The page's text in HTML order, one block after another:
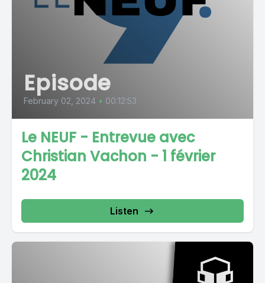
Episode
February 02, 2024 • 00:12:53
Le NEUF - Entrevue avec
Christian Vachon - 1 février
2024
Listen